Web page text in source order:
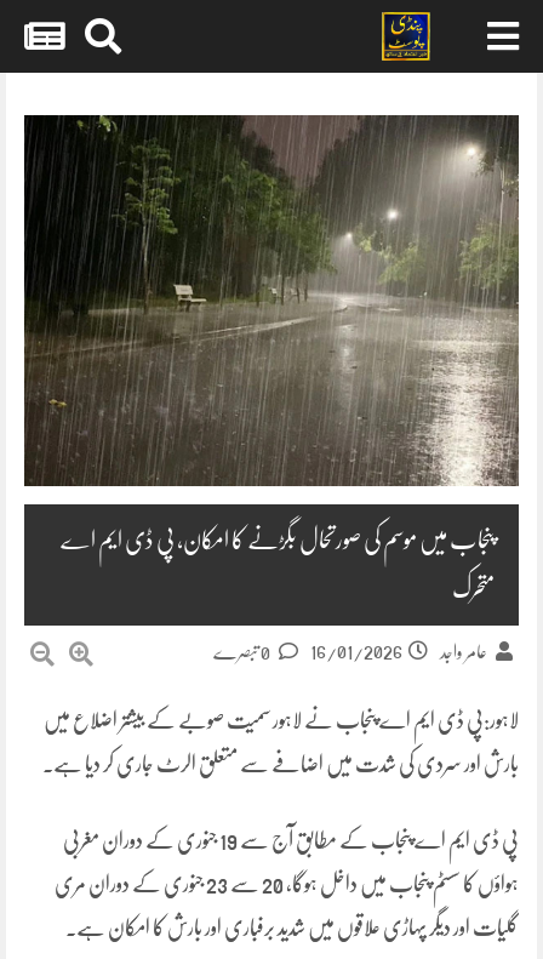
content
پنجاب میں موسم کی صورتحال بگڑنے کا امکان، پی ڈی ایم اے
متحرک
عامر واجد 16/01/2026
لاہور:پی ڈی ایم اے پنجاب نے لاہور سمیت صوبے کے بیشتر اضلاع میں
بارش اور سردی کی شدت میں اضافے سے متعلق الرٹ جاری کر دیا ہے۔
پی ڈی ایم اے پنجاب کے مطابق آج سے 19 جنوری کے دوران مغربی
ہواؤں کا سسٹم پنجاب میں داخل ہوگا، 20 سے 23 جنوری کے دوران مری
گلیات اور دیگر پہاڑی علاقوں میں شدید برفباری اور بارش کا امکان ہے۔